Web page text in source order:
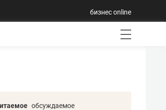
бизнес online
обсуждаемое